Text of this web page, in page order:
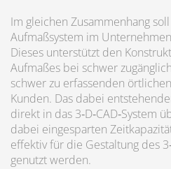
Im gleichen Zusammenhang soll
Aufmaßsystem im
Dieses unterstützt den
Aufmaßes bei schwer
schwer zu erfassenden
Kunden. Das dabei
direkt in das 3‐D‐CAD‐System
dabei eingesparten
effektiv für die Gestaltung des
genutzt werden.